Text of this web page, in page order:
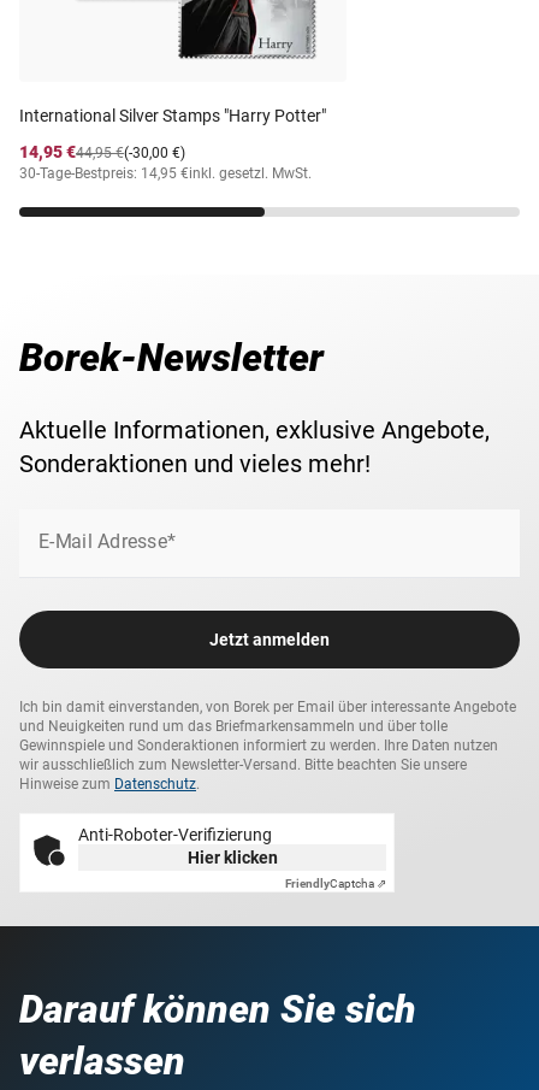
2
Michel-Nr. 212-213
International Silver Stamps "Harry Potter"
14,95 €
(-30,00 €)
44,95 €
30-Tage-Bestpreis: 14,95 €inkl. gesetzl. MwSt.
Borek-Newsletter
Aktuelle Informationen, exklusive Angebote,
Sonderaktionen und vieles mehr!
E-Mail Adresse*
Jetzt anmelden
Ich bin damit einverstanden, von Borek per Email über interessante Angebote
und Neuigkeiten rund um das Briefmarkensammeln und über tolle
Gewinnspiele und Sonderaktionen informiert zu werden. Ihre Daten nutzen
wir ausschließlich zum Newsletter-Versand. Bitte beachten Sie unsere
Hinweise zum Datenschutz.
Anti-Roboter-Verifizierung
Hier klicken
FriendlyCaptcha ⇗
Darauf können Sie sich
verlassen